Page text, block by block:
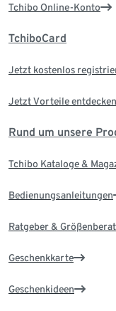
Tchibo Online-Konto
TchiboCard
Jetzt kostenlos
Jetzt Vorteile entdecken
Rund um unsere
Tchibo Kataloge &
Bedienungsanleitungen
Ratgeber &
Geschenkkarte
Geschenkideen